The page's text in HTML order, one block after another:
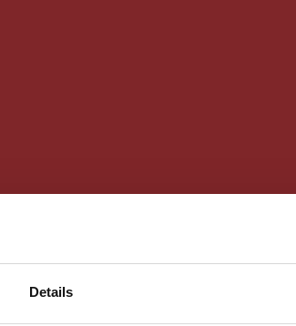
Details